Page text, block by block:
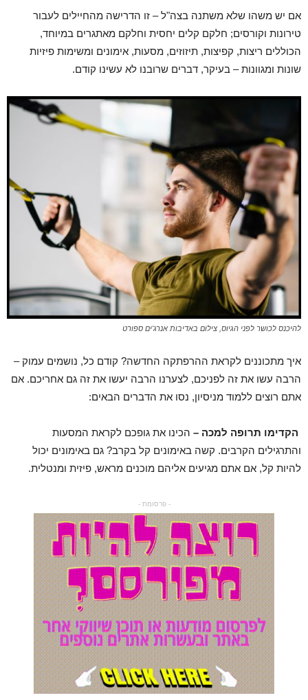
אם יש משהו שלא משתנה בצה"ל – זו הדרישה מהחיילים לעבור
טירונות וקורסים; חלקם קלים יחסית וחלקם מאתגרים במיוחד,
הכוללים ריצות, קפיצות, תיזוזים, מסעות, אימונים ומשימות פיזיות
שונות ומגוונות – בעיקר, דברים שרובנו לא עשינו קודם.
להיכנס לכושר לפני הגיוס, צילום באדיבות אנרג'ים ספורט
איך מתכוננים לקראת ההרפתקה החדשה? קודם כל, נושמים עמוק –
הרבה עשו את זה לפניכם, לצערנו הרבה יעשו את זה גם אחריכם. אם
אתם רוצים ללמוד מניסיון, נסו את הדברים הבאים:
הקדימו תרופה למכה – הכינו את גופכם לקראת המסעות
והתרגילים הקרבים. קשה באימונים קל בקרב? גם באימונים יכול
להיות קל, אם אתם מגיעים אליהם מוכנים מראש, פיזית ומנטלית.
- פרסומת -